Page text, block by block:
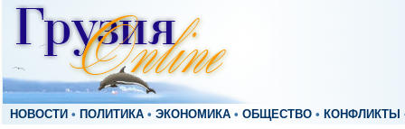
НОВОСТИ • ПОЛИТИКА • ЭКОНОМИКА • ОБЩЕСТВО • КОНФЛИКТЫ